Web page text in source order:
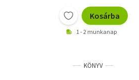
Kosárba
1 - 2 munkanap
KÖNYV